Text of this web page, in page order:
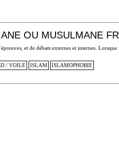
OU MUSULMANE
et de débats externes et internes.
/ VOILE ISLAM
ISLAMOPHOBIE